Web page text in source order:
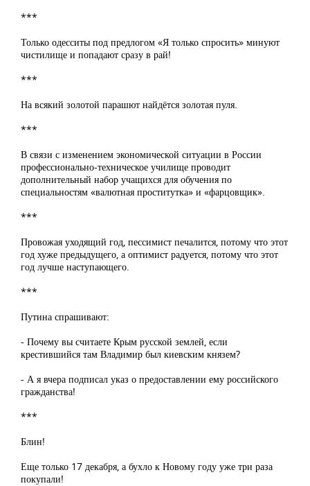
***
Только одесситы под предлогом «Я только спросить» минуют
чистилище и попадают сразу в рай!
***
На всякий золотой парашют найдётся золотая пуля.
***
В связи с изменением экономической ситуации в России
профессионально-техническое училище проводит
дополнительный набор учащихся для обучения по
специальностям «валютная проститутка» и «фарцовщик».
***
Провожая уходящий год, пессимист печалится, потому что этот
год хуже предыдущего, а оптимист радуется, потому что этот
год лучше наступающего.
***
Путина спрашивают:
- Почему вы считаете Крым русской землей, если
крестившийся там Владимир был киевским князем?
- А я вчера подписал указ о предоставлении ему российского
гражданства!
***
Блин!
Еще только 17 декабря, а бухло к Новому году уже три раза
покупали!